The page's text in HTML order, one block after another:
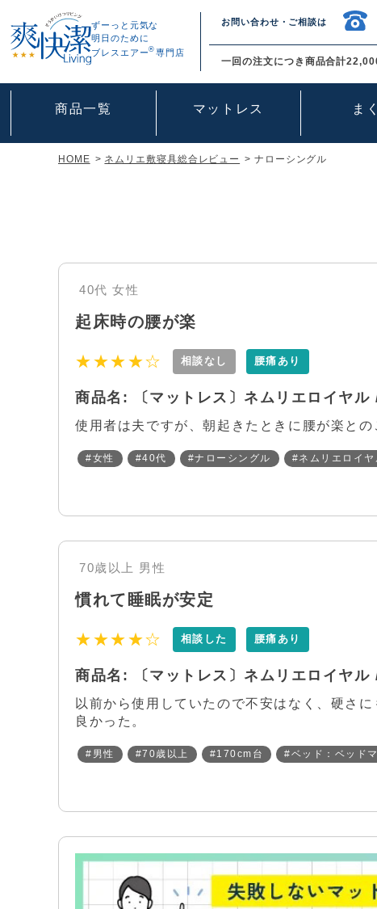
ずーっと元気な
明日のために
ブレスエアー® 専門店
お問い合わせ・ご相談は
一回の注文につき商品合計
商品一覧 マットレス ま
HOME ネムリエ敷寝具総合レビュー ナローシングル
40代 女性
起床時の腰が楽
★★★★☆ 相談なし 腰痛あり
商品名: 〔マットレス〕ネムリエロイヤ
使用者は夫ですが、朝起きたときに腰が楽と
#女性 #40代 #ナローシングル #ネムリエロイヤ
70歳以上 男性
慣れて睡眠が安定
★★★★☆ 相談した 腰痛あり
商品名: 〔マットレス〕ネムリエロイヤ
以前から使用していたので不安はなく、硬さ
良かった。
#男性 #70歳以上 #170cm台 #ベッド：ベッド